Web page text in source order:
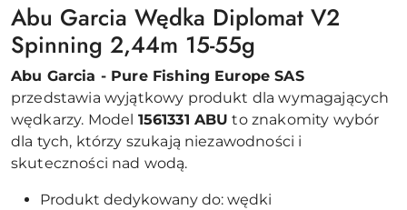
Abu Garcia Wędka Diplomat V2
Spinning 2,44m 15-55g
Abu Garcia - Pure Fishing Europe SAS
przedstawia wyjątkowy produkt dla wymagających
wędkarzy. Model 1561331 ABU to znakomity wybór
dla tych, którzy szukają niezawodności i
skuteczności nad wodą.
Produkt dedykowany do: wędki